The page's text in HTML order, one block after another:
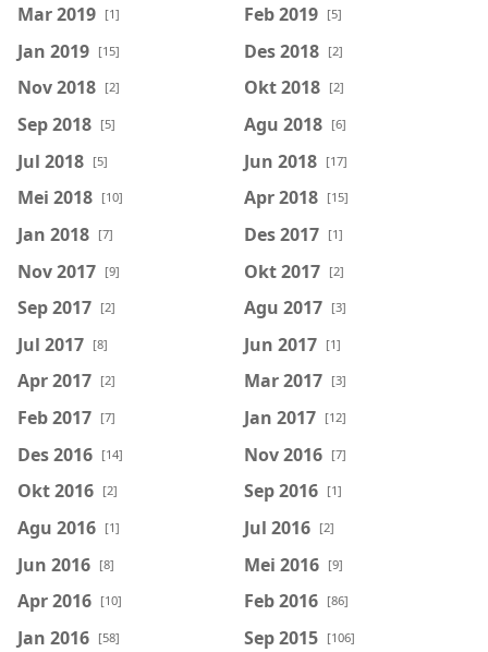
Mar 2019 [1] Feb 2019 [5]
Jan 2019 [15] Des 2018 [2]
Nov 2018 [2] Okt 2018 [2]
Sep 2018 [5] Agu 2018 [6]
Jul 2018 [5] Jun 2018 [17]
Mei 2018 [10] Apr 2018 [15]
Jan 2018 [7] Des 2017 [1]
Nov 2017 [9] Okt 2017 [2]
Sep 2017 [2] Agu 2017 [3]
Jul 2017 [8] Jun 2017 [1]
Apr 2017 [2] Mar 2017 [3]
Feb 2017 [7] Jan 2017 [12]
Des 2016 [14] Nov 2016 [7]
Okt 2016 [2] Sep 2016 [1]
Agu 2016 [1] Jul 2016 [2]
Jun 2016 [8] Mei 2016 [9]
Apr 2016 [10] Feb 2016 [86]
Jan 2016 [58] Sep 2015 [106]